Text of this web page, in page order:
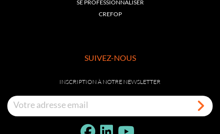
SE PROFESSIONNALISER
CREFOP
SUIVEZ-NOUS
INSCRIPTION À NOTRE NEWSLETTER